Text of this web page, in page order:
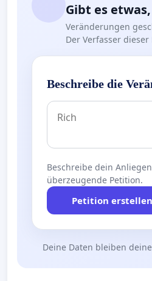
Gibt es
Veränderungen
Der Verfasser
Beschreibe die
Beschreibe dein
überzeugende Petition.
Petition erstellen
Deine Daten bleiben